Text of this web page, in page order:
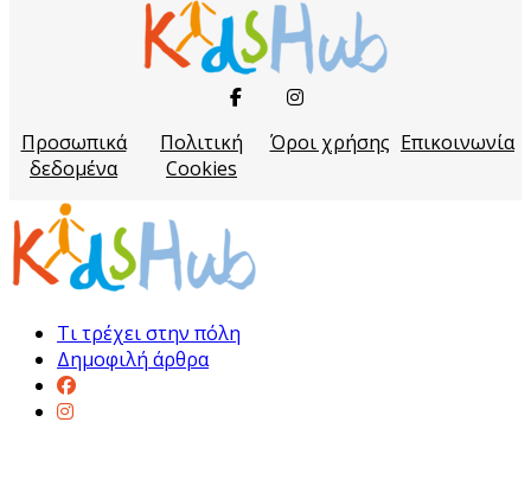
Προσωπικά
δεδομένα
Πολιτική
Cookies
Όροι χρήσης Επικοινωνία
Τι τρέχει στην πόλη
Δημοφιλή άρθρα